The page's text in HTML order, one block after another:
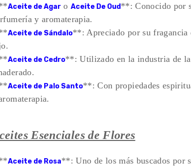
Aceite de Agaro Aceite De Oud**: Conocido por
y aromaterapia.
Aceite de Sándalo**: Apreciado por su fragancia
Aceite de Cedro**: Utilizado en la industria de
Aceite de Palo Santo**: Con propiedades
Esenciales de Flores
Aceite de Rosa**: Uno de los más buscados por